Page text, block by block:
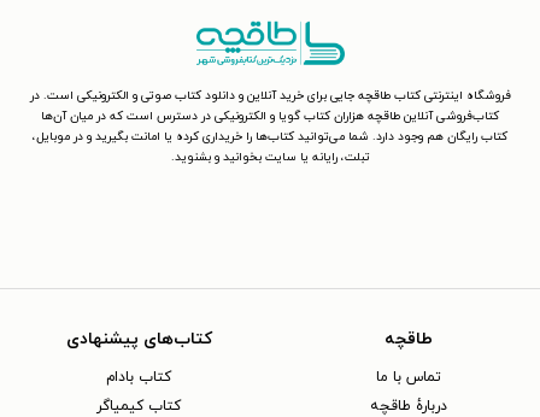
فروشگاه اینترنتی کتاب طاقچه جایی برای خرید آنلاین و دانلود کتاب صوتی و الکترونیکی است. در
کتاب‌فروشی آنلاین طاقچه هزاران کتاب گویا و الکترونیکی در دسترس است که در میان آن‌ها
کتاب رایگان هم وجود دارد. شما می‌توانید کتاب‌ها را خریداری کرده یا امانت بگیرید و در موبایل،
تبلت، رایانه یا سایت بخوانید و بشنوید.
طاقچه
تماس با ما
دربارهٔ طاقچه
کتاب‌های پیشنهادی
کتاب بادام
کتاب کیمیاگر